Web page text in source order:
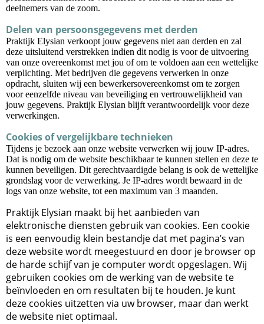
deelnemers van de zoom.
Delen van persoonsgegevens met derden
Praktijk Elysian verkoopt jouw gegevens niet aan derden en zal
deze uitsluitend verstrekken indien dit nodig is voor de uitvoering
van onze overeenkomst met jou of om te voldoen aan een wettelijke
verplichting. Met bedrijven die gegevens verwerken in onze
opdracht, sluiten wij een bewerkersovereenkomst om te zorgen
voor eenzelfde niveau van beveiliging en vertrouwelijkheid van
jouw gegevens. Praktijk Elysian blijft verantwoordelijk voor deze
verwerkingen.
Cookies of vergelijkbare technieken
Tijdens je bezoek aan onze website verwerken wij jouw IP-adres.
Dat is nodig om de website beschikbaar te kunnen stellen en deze te
kunnen beveiligen. Dit gerechtvaardigde belang is ook de wettelijke
grondslag voor de verwerking. Je IP-adres wordt bewaard in de
logs van onze website, tot een maximum van 3 maanden.
Praktijk Elysian maakt bij het aanbieden van
elektronische diensten gebruik van cookies. Een cookie
is een eenvoudig klein bestandje dat met pagina’s van
deze website wordt meegestuurd en door je browser op
de harde schijf van je computer wordt opgeslagen. Wij
gebruiken cookies om de werking van de website te
beïnvloeden en om resultaten bij te houden. Je kunt
deze cookies uitzetten via uw browser, maar dan werkt
de website niet optimaal.